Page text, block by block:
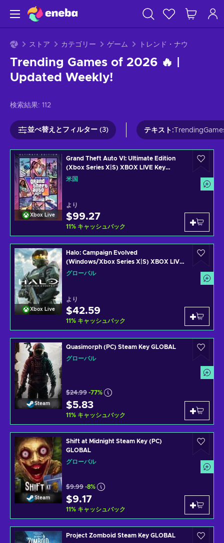
ストア カテゴリー ゲーム トレンド・ナウ
Trending Games of 2026 🔥 |
Updated Weekly!
検索結果: 112
並べ替えとフィルター (3) テキスト :
Xbox Live
Grand Theft Auto VI: Ultimate Edition
(Xbox Series X|S) XBOX LIVE Key
UNITED STATES
米国
より
$99.27
11% キャッシュバック
Xbox Live
Halo: Campaign Evolved
(Windows/Xbox Series X|S) XBOX LIVE
Key GLOBAL
グローバル
より
$42.59
11% キャッシュバック
Steam
Quasimorph (PC) Steam Key GLOBAL
グローバル
$24.99 -77%
$5.83
11% キャッシュバック
Steam
Shift at Midnight Steam Key (PC)
GLOBAL
グローバル
$9.99 -8%
$9.17
11% キャッシュバック
Project Zomboid Steam Key GLOBAL